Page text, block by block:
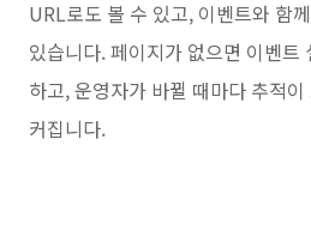
URL로도 볼 수 있고, 이벤트와 함
있습니다. 페이지가 없으면 이벤트
하고, 운영자가 바뀔 때마다 추적
커집니다.